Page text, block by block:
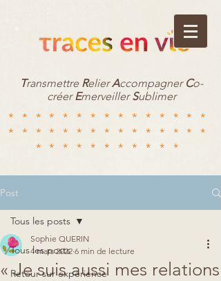
Transmettre RelierAccompagner Co-
créerEmerveillerSublimer
***************
***************
***********
Post
Tous les posts
Retour sur expérience
Tous les posts
« Je suis aussi mes relations
Sophie QUERIN
4 mars 2022 6 min de lecture